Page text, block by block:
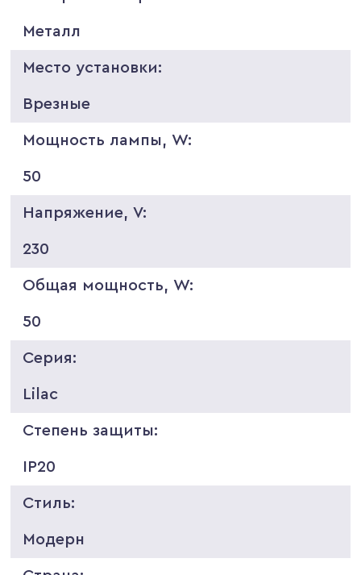
Металл
Место установки:
Врезные
Мощность лампы, W:
50
Напряжение, V:
230
Общая мощность, W:
50
Серия:
Lilac
Степень защиты:
IP20
Стиль:
Модерн